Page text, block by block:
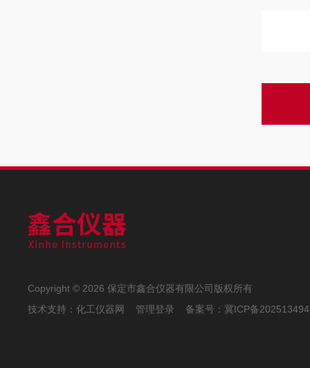
Copyright © 2026 保定市鑫合仪器有限公司版权所有
技术支持：化工仪器网 管理登录 备案号： 冀ICP备